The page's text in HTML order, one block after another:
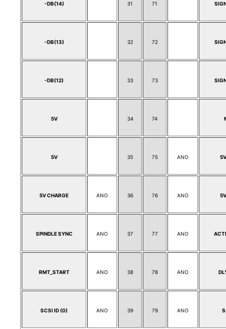
-DB(14) 31 71
-DB(13) 32 72
-DB(12) 33 73
5V 34 74
5V 35 75 ANO
5V CHARGE ANO 36 76 ANO
SPINDLE SYNC ANO 37 77 ANO
RMT_START ANO 38 78 ANO
SCSI ID (0) ANO 39 79 ANO